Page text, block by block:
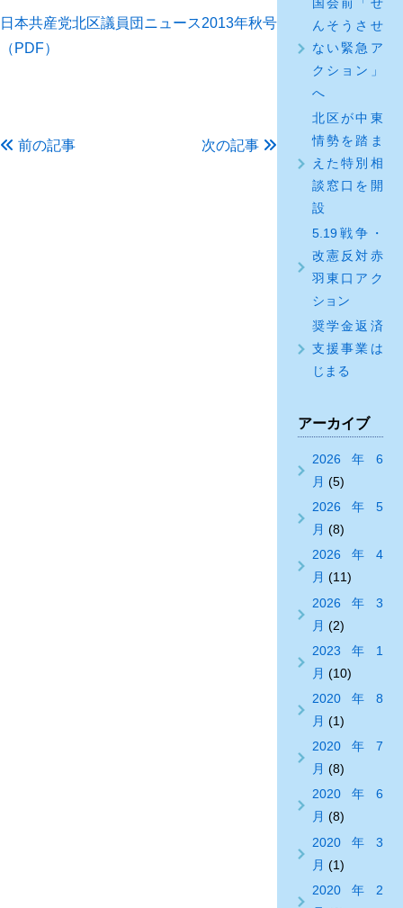
日本共産党北区議員団ニュース2013年秋号
（PDF）
前の記事 次の記事
んそうさせ
ない緊急ア
クション」
へ
北区が中東
情勢を踏ま
えた特別相
談窓口を開
設
5.19戦争・
改憲反対赤
羽東口アク
ション
奨学金返済
支援事業は
じまる
アーカイブ
2026年6
月 (5)
2026年5
月 (8)
2026年4
月 (11)
2026年3
月 (2)
2023年1
月 (10)
2020年8
月 (1)
2020年7
月 (8)
2020年6
月 (8)
2020年3
月 (1)
2020年2